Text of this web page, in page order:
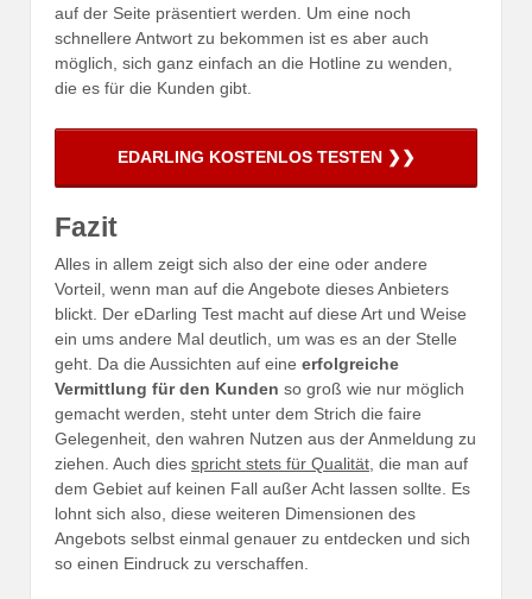
auf der Seite präsentiert werden. Um eine noch
schnellere Antwort zu bekommen ist es aber auch
möglich, sich ganz einfach an die Hotline zu wenden,
die es für die Kunden gibt.
Fazit
Alles in allem zeigt sich also der eine oder andere
Vorteil, wenn man auf die Angebote dieses Anbieters
blickt. Der eDarling Test macht auf diese Art und Weise
ein ums andere Mal deutlich, um was es an der Stelle
geht. Da die Aussichten auf eine erfolgreiche
Vermittlung für den Kunden so groß wie nur möglich
gemacht werden, steht unter dem Strich die faire
Gelegenheit, den wahren Nutzen aus der Anmeldung zu
ziehen. Auch dies spricht stets für Qualität, die man auf
dem Gebiet auf keinen Fall außer Acht lassen sollte. Es
lohnt sich also, diese weiteren Dimensionen des
Angebots selbst einmal genauer zu entdecken und sich
so einen Eindruck zu verschaffen.